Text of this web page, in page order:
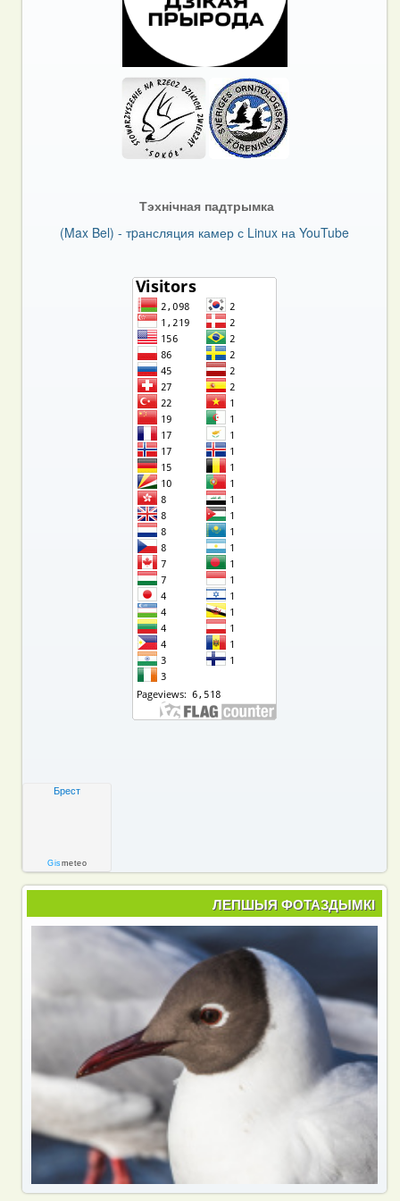
Тэхнічная падтрымка
(Max Bel) - тpансляция камер с Linux на YouTube
Брест
Gismeteo
ЛЕПШЫЯ ФОТАЗДЫМКІ